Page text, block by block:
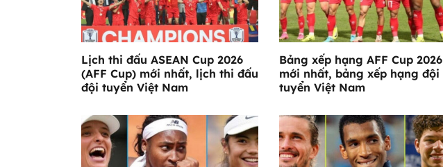
Lịch thi đấu ASEAN Cup 2026
(AFF Cup) mới nhất, lịch thi đấu
đội tuyển Việt Nam
Bảng xếp hạng AFF Cup 2026
mới nhất, bảng xếp hạng đội
tuyển Việt Nam